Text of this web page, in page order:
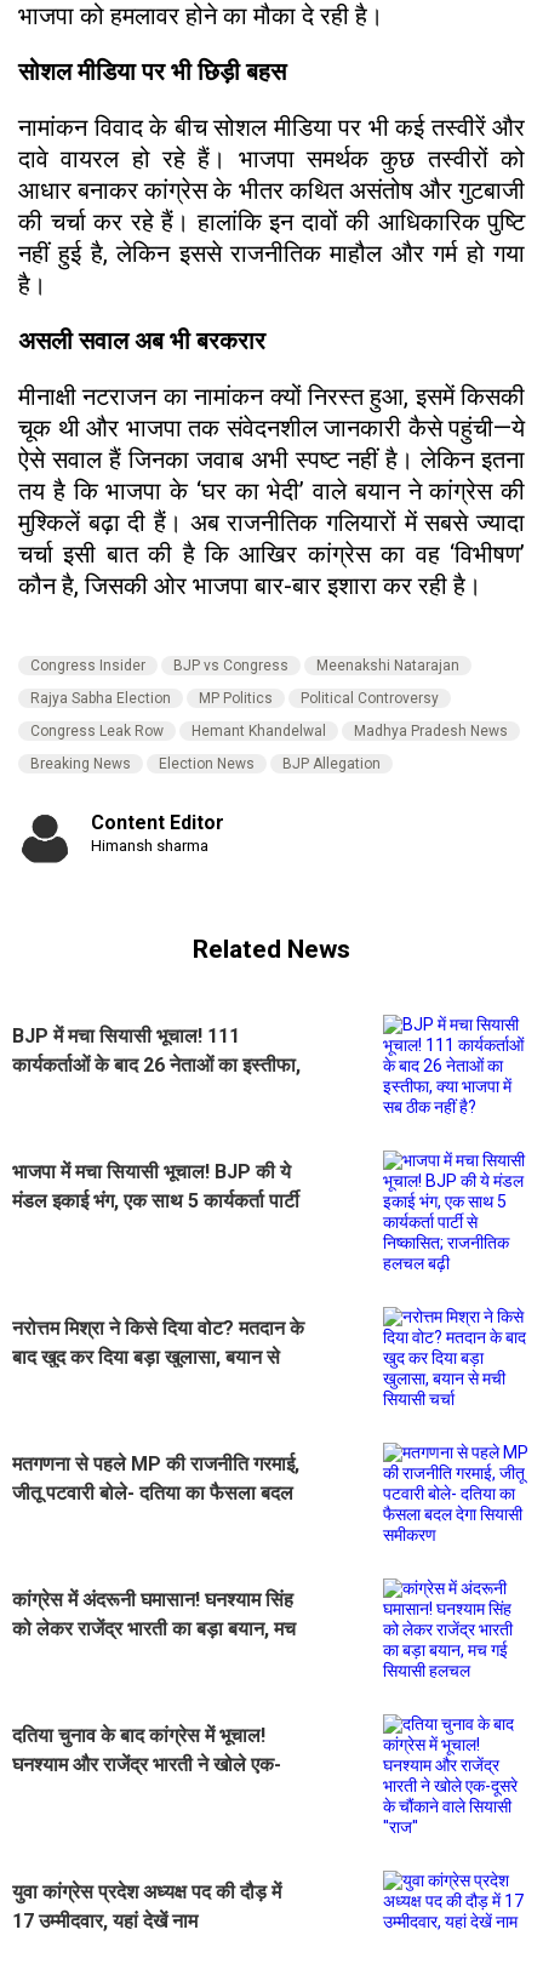
भाजपा को हमलावर होने का मौका दे रही है।
सोशल मीडिया पर भी छिड़ी बहस
नामांकन विवाद के बीच सोशल मीडिया पर भी कई तस्वीरें और
दावे वायरल हो रहे हैं। भाजपा समर्थक कुछ तस्वीरों को
आधार बनाकर कांग्रेस के भीतर कथित असंतोष और गुटबाजी
की चर्चा कर रहे हैं। हालांकि इन दावों की आधिकारिक पुष्टि
नहीं हुई है, लेकिन इससे राजनीतिक माहौल और गर्म हो गया
है।
असली सवाल अब भी बरकरार
मीनाक्षी नटराजन का नामांकन क्यों निरस्त हुआ, इसमें किसकी
चूक थी और भाजपा तक संवेदनशील जानकारी कैसे पहुंची—ये
ऐसे सवाल हैं जिनका जवाब अभी स्पष्ट नहीं है। लेकिन इतना
तय है कि भाजपा के ‘घर का भेदी’ वाले बयान ने कांग्रेस की
मुश्किलें बढ़ा दी हैं। अब राजनीतिक गलियारों में सबसे ज्यादा
चर्चा इसी बात की है कि आखिर कांग्रेस का वह ‘विभीषण’
कौन है, जिसकी ओर भाजपा बार-बार इशारा कर रही है।
Congress Insider BJP vs Congress
Meenakshi Natarajan
Rajya Sabha Election
MP Politics
Political Controversy
Congress Leak Row
Hemant Khandelwal
Madhya Pradesh News
Breaking News
Election News BJP Allegation
Content Editor
Himansh sharma
Related News
BJP में मचा सियासी भूचाल! 111
कार्यकर्ताओं के बाद 26 नेताओं का इस्तीफा,
भाजपा में मचा सियासी भूचाल! BJP की ये
मंडल इकाई भंग, एक साथ 5 कार्यकर्ता पार्टी
नरोत्तम मिश्रा ने किसे दिया वोट? मतदान के
बाद खुद कर दिया बड़ा खुलासा, बयान से
मतगणना से पहले MP की राजनीति गरमाई,
जीतू पटवारी बोले- दतिया का फैसला बदल
कांग्रेस में अंदरूनी घमासान! घनश्याम सिंह
को लेकर राजेंद्र भारती का बड़ा बयान, मच
दतिया चुनाव के बाद कांग्रेस में भूचाल!
घनश्याम और राजेंद्र भारती ने खोले एक-
युवा कांग्रेस प्रदेश अध्यक्ष पद की दौड़ में
17 उम्मीदवार, यहां देखें नाम